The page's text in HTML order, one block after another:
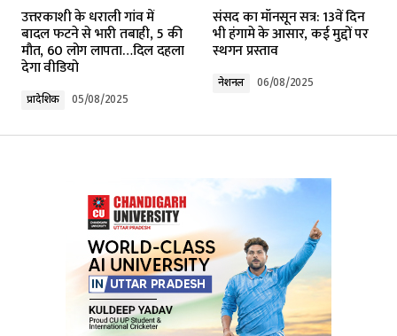
Required fields are marked*
Comment
Your E-mail*
Submit Comment
उत्तरकाशी के धराली गांव में
बादल फटने से भारी तबाही, 5 की
मौत, 60 लोग लापता…दिल दहला
देगा वीडियो
प्रादेशिक 05/08/2025
संसद का मॉनसून सत्र: 13वें दिन
भी हंगामे के आसार, कई मुद्दों पर
स्थगन प्रस्ताव
नेशनल 06/08/2025